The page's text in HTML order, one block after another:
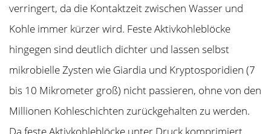
verringert, da die Kontaktzeit zwischen Wasser und
Kohle immer kürzer wird. Feste Aktivkohleblöcke
hingegen sind deutlich dichter und lassen selbst
mikrobielle Zysten wie Giardia und Kryptosporidien (7
bis 10 Mikrometer groß) nicht passieren, ohne von den
Millionen Kohleschichten zurückgehalten zu werden.
Da feste Aktivkohleblöcke unter Druck komprimiert